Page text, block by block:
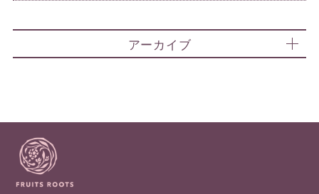
アーカイブ